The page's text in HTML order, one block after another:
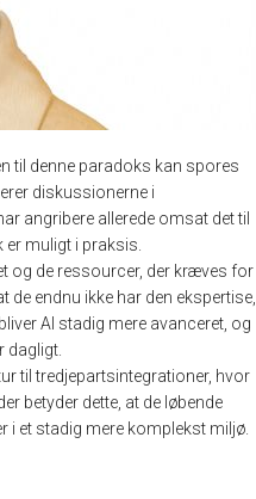
til denne paradoks kan spores
diskussionerne i
angribere allerede omsat det til
muligt i praksis.
og de ressourcer, der kræves for
de endnu ikke har den ekspertise,
AI stadig mere avanceret, og
dagligt.
til tredjepartsintegrationer, hvor
betyder dette, at de løbende
i et stadig mere komplekst miljø.